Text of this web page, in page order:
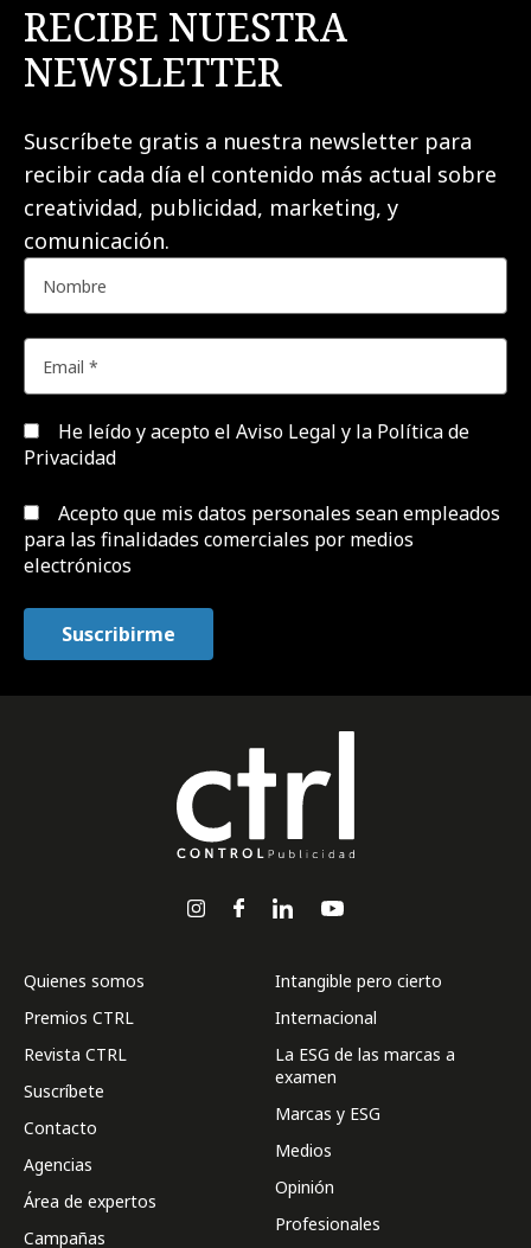
RECIBE NUESTRA
NEWSLETTER
Suscríbete gratis a nuestra newsletter para
recibir cada día el contenido más actual sobre
creatividad, publicidad, marketing, y
comunicación.
He leído y acepto el Aviso Legal y la Política de
Privacidad
Acepto que mis datos personales sean empleados
para las finalidades comerciales por medios
electrónicos
Quienes somos
Premios CTRL
Revista CTRL
Suscríbete
Contacto
Agencias
Área de expertos
Campañas
Intangible pero cierto
Internacional
La ESG de las marcas a
examen
Marcas y ESG
Medios
Opinión
Profesionales